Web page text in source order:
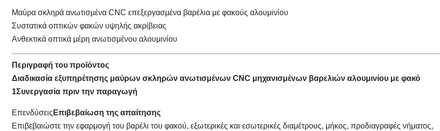
Μαύρα σκληρά ανωτισμένα CNC επεξεργασμένα βαρέλια με φακούς αλουμινίου
Συστατικά οπτικών φακών υψηλής ακρίβειας
Ανθεκτικά οπτικά μέρη ανωτισμένου αλουμινίου
Περιγραφή του προϊόντος
Διαδικασία εξυπηρέτησης μαύρων σκληρών ανωτισμένων CNC μηχανισμένων βαρελιών αλουμινίου με φακό
1Συνεργασία πριν την παραγωγή
Επενδύσεις Επιβεβαίωση της απαίτησης
Επιβεβαιώστε την εφαρμογή του βαρέλι του φακού, εξωτερικές και εσωτερικές διαμέτρους, μήκος, προδιαγραφές νήματος,